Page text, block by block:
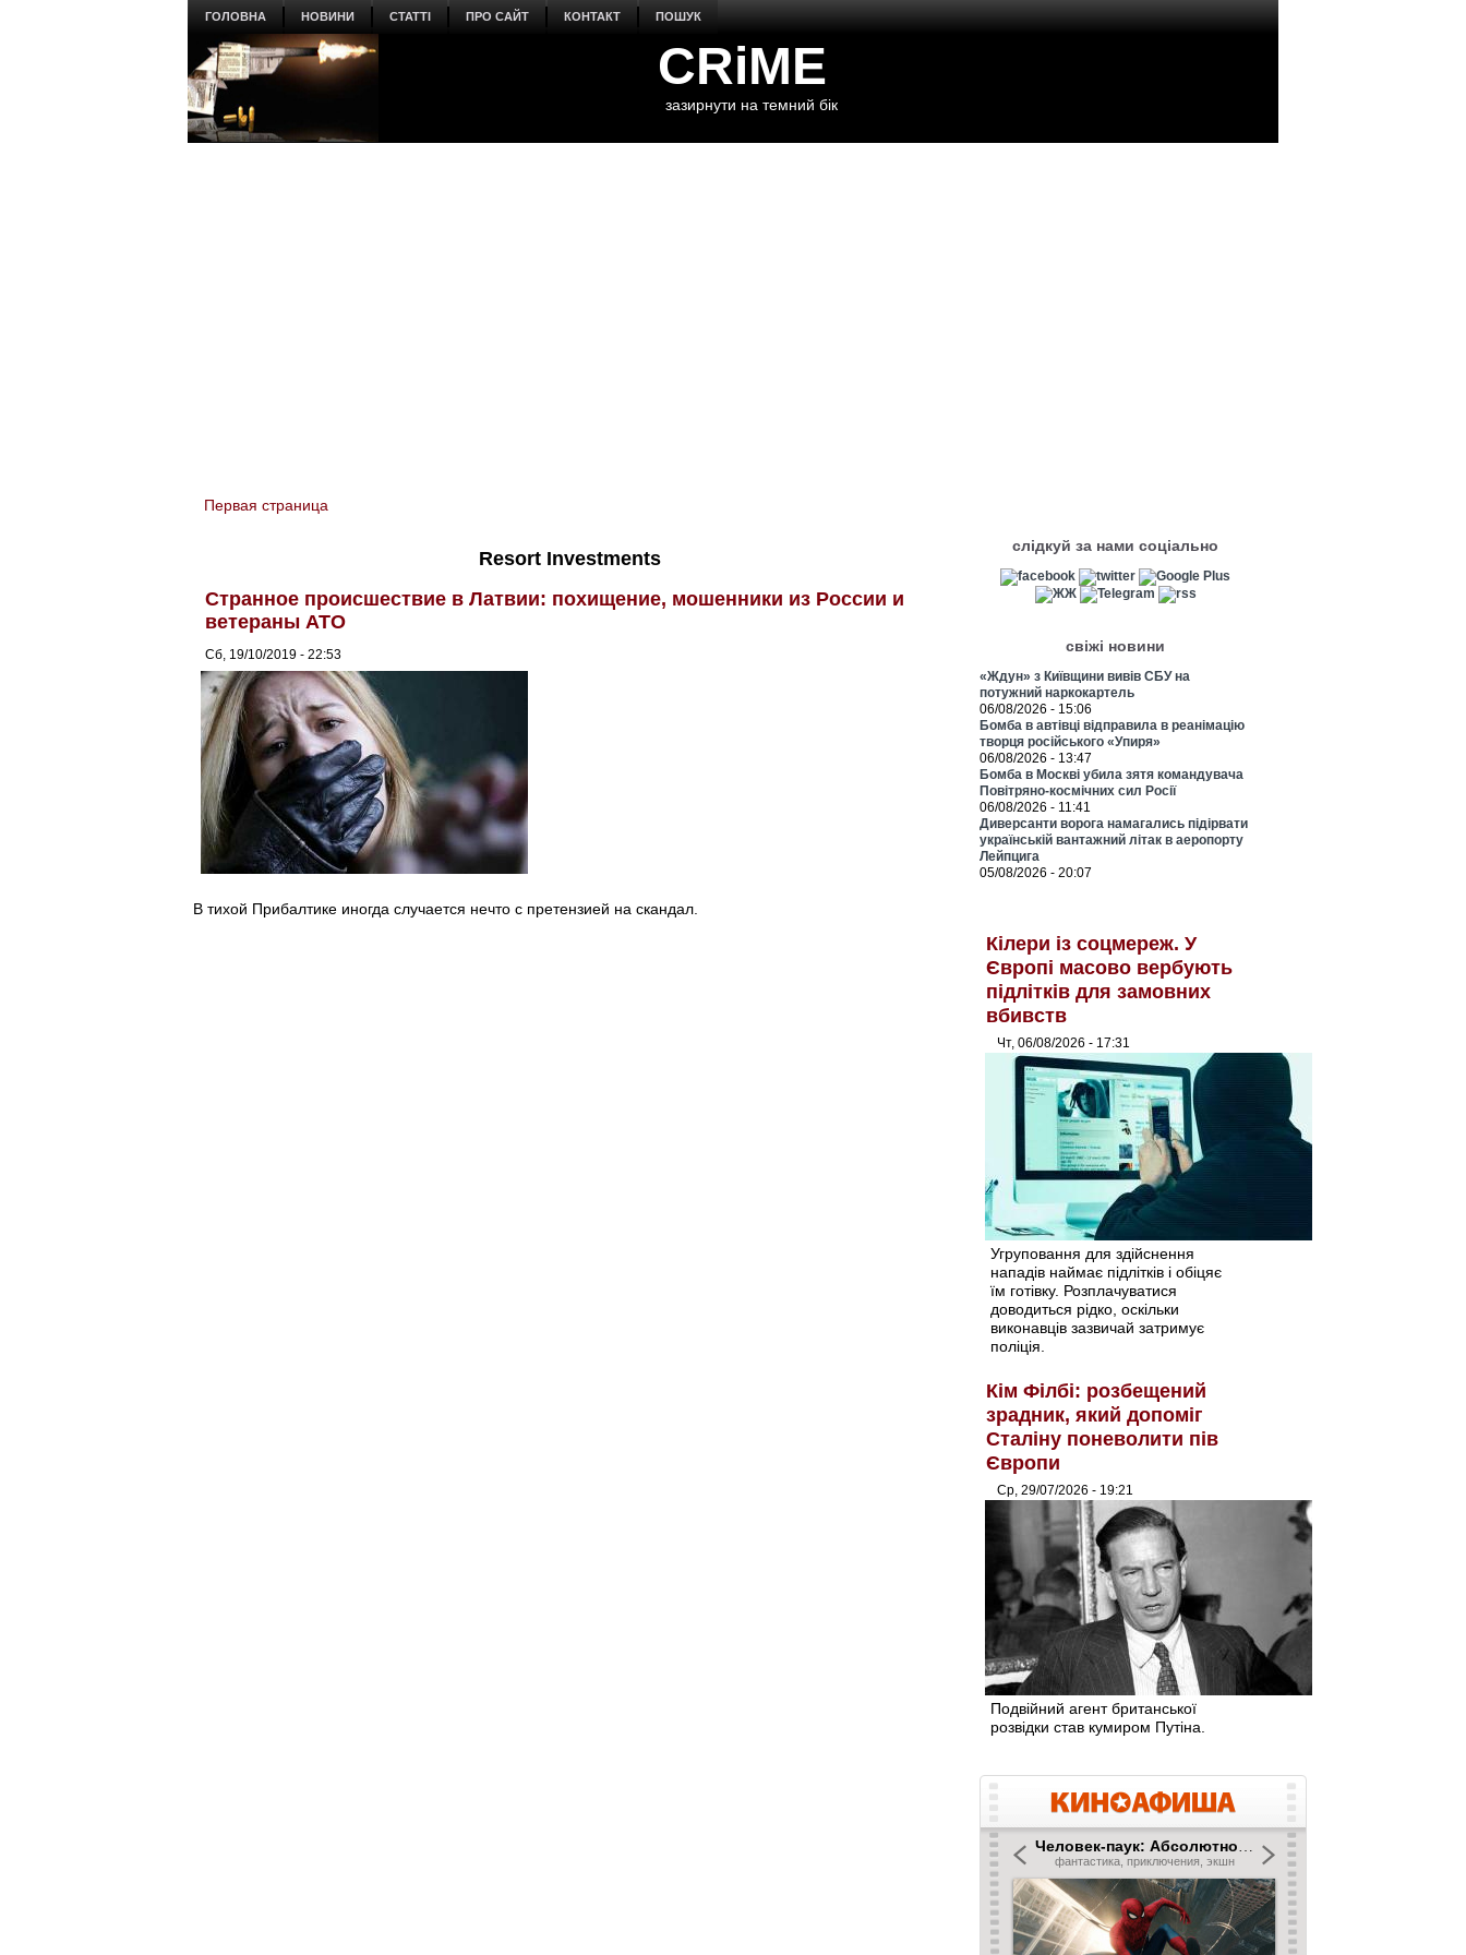
ГОЛОВНА НОВИНИ СТАТТІ ПРО САЙТ КОНТАКТ ПОШУК
CRiME
зазирнути на темний бік
You are here
Первая страница
Resort Investments
Странное происшествие в Латвии: похищение, мошенники из России и
ветераны АТО
Сб, 19/10/2019 - 22:53
В тихой Прибалтике иногда случается нечто с претензией на скандал.
слідкуй за нами соціально
свіжі новини
«Ждун» з Київщини вивів СБУ на
потужний наркокартель
06/08/2026 - 15:06
Бомба в автівці відправила в реанімацію
творця російського «Упиря»
06/08/2026 - 13:47
Бомба в Москві убила зятя командувача
Повітряно-космічних сил Росії
06/08/2026 - 11:41
Диверсанти ворога намагались підірвати
українській вантажний літак в аеропорту
Лейпцига
05/08/2026 - 20:07
Кілери із соцмереж. У
Європі масово вербують
підлітків для замовних
вбивств
Чт, 06/08/2026 - 17:31
Угруповання для здійснення
нападів наймає підлітків і обіцяє
їм готівку. Розплачуватися
доводиться рідко, оскільки
виконавців зазвичай затримує
поліція.
Кім Філбі: розбещений
зрадник, який допоміг
Сталіну поневолити пів
Європи
Ср, 29/07/2026 - 19:21
Подвійний агент британської
розвідки став кумиром Путіна.